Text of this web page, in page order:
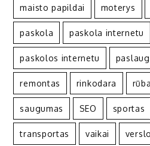
maisto papildai moterys
paskola paskola internetu
paskolos internetu
remontas rinkodara
saugumas SEO sportas
transportas vaikai